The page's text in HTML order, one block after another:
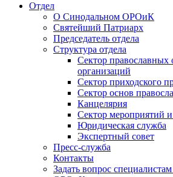
Отдел
О Синодальном ОРОиК
Святейший Патриарх
Председатель отдела
Структура отдела
Сектор православных
организаций
Сектор приходского
Сектор основ
Канцелярия
Сектор мероприятий
Юридическая служба
Экспертный совет
Пресс-служба
Контакты
Задать вопрос